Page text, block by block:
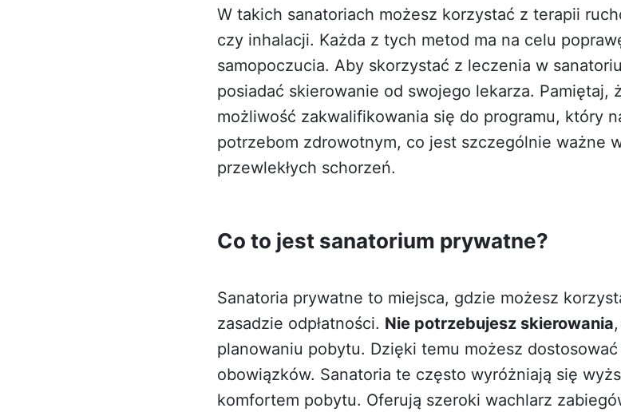
W takich sanatoriach możesz korzystać z terapii
czy inhalacji. Każda z tych metod ma na celu
samopoczucia. Aby skorzystać z leczenia w
posiadać skierowanie od swojego lekarza. Pamiętaj,
możliwość zakwalifikowania się do programu, który
potrzebom zdrowotnym, co jest szczególnie ważne
przewlekłych schorzeń.
Co to jest sanatorium prywatne?
Sanatoria prywatne to miejsca, gdzie możesz
zasadzie odpłatności. Nie potrzebujesz skierowania
planowaniu pobytu. Dzięki temu możesz
obowiązków. Sanatoria te często wyróżniają się
komfortem pobytu. Oferują szeroki wachlarz